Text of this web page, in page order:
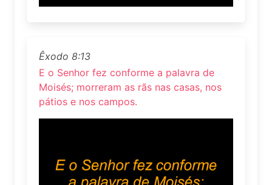
Êxodo 8:13
E o Senhor fez conforme a palavra de
Moisés; morreram as rãs nas casas, nos
pátios e nos campos.